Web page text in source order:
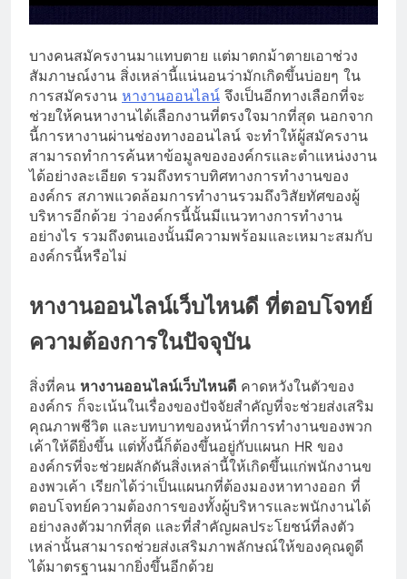
บางคนสมัครงานมาแทบตาย แต่มาตกม้าตายเอาช่วง
สัมภาษณ์งาน สิ่งเหล่านี้แน่นอนว่ามักเกิดขึ้นบ่อยๆ ใน
การสมัครงาน หางานออนไลน์ จึงเป็นอีกทางเลือกที่จะ
ช่วยให้คนหางานได้เลือกงานที่ตรงใจมากที่สุด นอกจาก
นี้การหางานผ่านช่องทางออนไลน์ จะทำให้ผู้สมัครงาน
สามารถทำการค้นหาข้อมูลขององค์กรและตำแหน่งงาน
ได้อย่างละเอียด รวมถึงทราบทิศทางการทำงานของ
องค์กร สภาพแวดล้อมการทำงานรวมถึงวิสัยทัศของผู้
บริหารอีกด้วย ว่าองค์กรนี้นั้นมีแนวทางการทำงาน
อย่างไร รวมถึงตนเองนั้นมีความพร้อมและเหมาะสมกับ
องค์กรนี้หรือไม่
หางานออนไลน์เว็บไหนดี ที่ตอบโจทย์
ความต้องการในปัจจุบัน
สิ่งที่คน หางานออนไลน์เว็บไหนดี คาดหวังในตัวของ
องค์กร ก็จะเน้นในเรื่องของปัจจัยสำคัญที่จะช่วยส่งเสริม
คุณภาพชีวิต และบทบาทของหน้าที่การทำงานของพวก
เค้าให้ดียิ่งขึ้น แต่ทั้งนี้ก็ต้องขึ้นอยู่กับแผนก HR ของ
องค์กรที่จะช่วยผลักดันสิ่งเหล่านี้ให้เกิดขึ้นแก่พนักงานข
องพวเค้า เรียกได้ว่าเป็นแผนกที่ต้องมองหาทางออก ที่
ตอบโจทย์ความต้องการของทั้งผู้บริหารและพนักงานได้
อย่างลงตัวมากที่สุด และที่สำคัญผลประโยชน์ที่ลงตัว
เหล่านั้นสามารถช่วยส่งเสริมภาพลักษณ์ให้ของคุณดูดี
ได้มาตรฐานมากยิ่งขึ้นอีกด้วย